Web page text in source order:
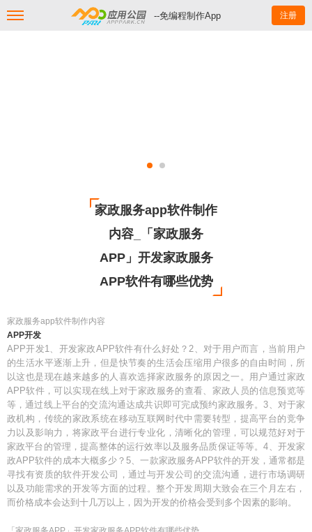
--免编程制作App 注册
家政服务app软件制作
内容_「家政服务
APP」开发家政服务
APP软件有哪些优势
家政服务app软件制作内容
APP开发
APP开发1、开发家政APP软件有什么好处？2、对于用户而言，当前用户
的生活水平逐渐上升，但是快节奏的生活会压缩用户很多的自由时间，所
以这也是现在越来越多的人喜欢选择家政服务的原因之一。用户通过家政
APP软件，可以实现在线上对于家政服务的查看、家政人员的信息预览等
等，通过线上平台的交流沟通达成共识即可完成预约家政服务。3、对于家
政机构，传统的家政系统在移动互联网时代中需要转型，提高平台的竞争
力以及影响力，将家政平台进行专业化，清晰化的管理，可以规范好对于
家政平台的管理，提高整体的运行效率以及服务品质保证等等。4、开发家
政APP软件的成本大概多少？5、一款家政服务APP软件的开发，通常都是
寻找有资质的软件开发公司，通过与开发公司的交流沟通，进行市场调研
以及功能需求的开发等方面的过程。整个开发周期大致会在三个月左右，
而价格成本会达到十几万以上，因为开发的价格会受到多个因素的影响。